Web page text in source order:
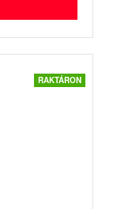
RAKTÁRON